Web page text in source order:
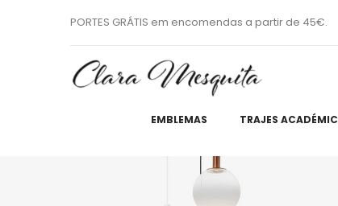
PORTES GRÁTIS em encomendas a partir de 45€.
EMBLEMAS TRAJES